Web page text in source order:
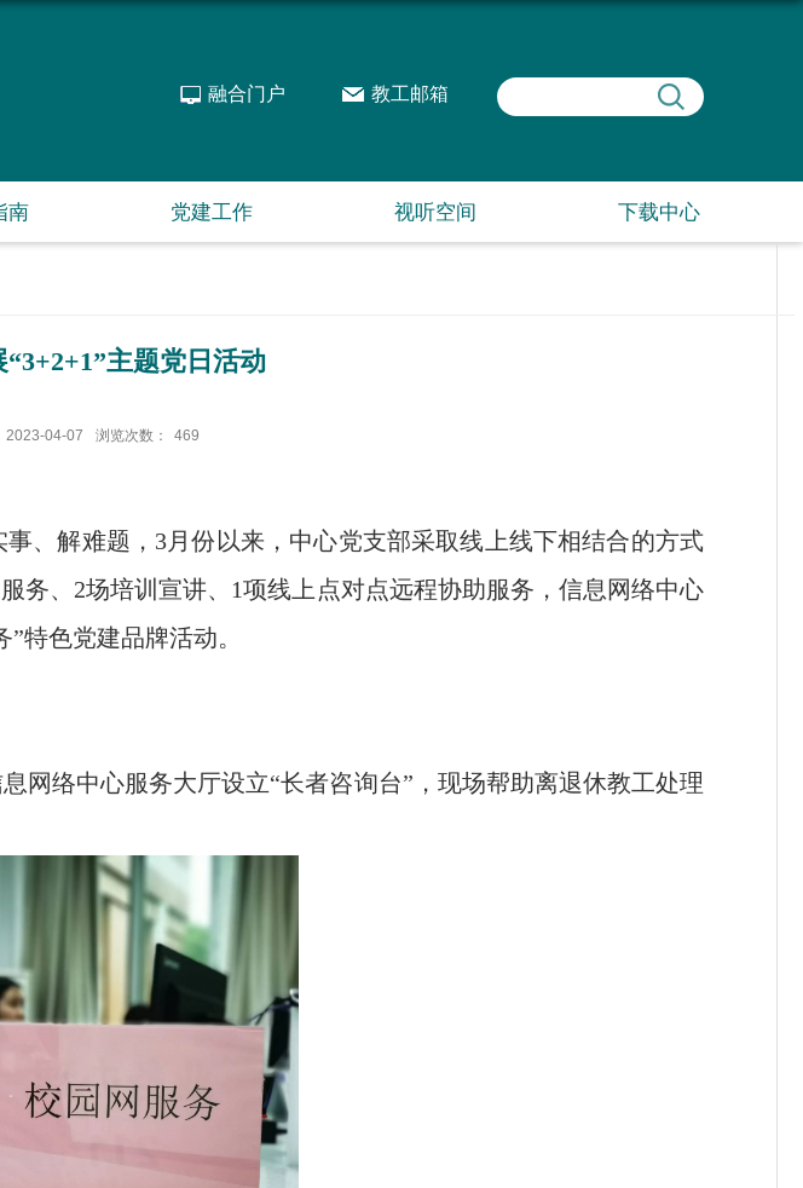
融合门户 教工邮箱
南 党建工作 视听空间 下载中心
主题党日活动
2023-04-07 浏览次数： 469
、解难题， 3月份以来，中心党支部采取线上线下相结合的方式
务、 2场培训宣讲、 1项线上点对点远程协助服务，信息网络中心
特色党建品牌活动。
网络中心服务大厅设立“长者咨询台”，现场帮助离退休教工处理